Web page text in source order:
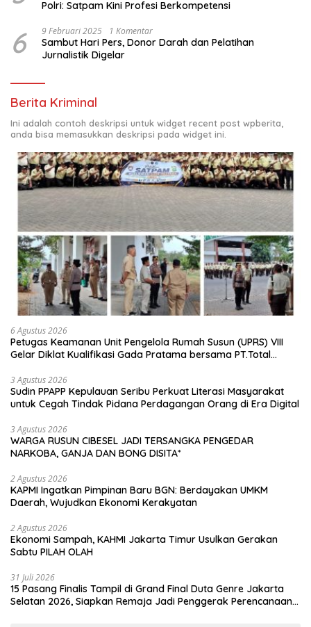
Polri: Satpam Kini Profesi Berkompetensi
6 9 Februari 2025 1 Komentar
Sambut Hari Pers, Donor Darah dan Pelatihan
Jurnalistik Digelar
Berita Kriminal
Ini adalah contoh deskripsi untuk widget recent post wpberita,
anda bisa memasukkan deskripsi pada widget ini.
6 Agustus 2026
Petugas Keamanan Unit Pengelola Rumah Susun (UPRS) VIII
Gelar Diklat Kualifikasi Gada Pratama bersama PT.Total
Jaya*
3 Agustus 2026
Sudin PPAPP Kepulauan Seribu Perkuat Literasi Masyarakat
untuk Cegah Tindak Pidana Perdagangan Orang di Era Digital
3 Agustus 2026
WARGA RUSUN CIBESEL JADI TERSANGKA PENGEDAR
NARKOBA, GANJA DAN BONG DISITA*
2 Agustus 2026
KAPMI Ingatkan Pimpinan Baru BGN: Berdayakan UMKM
Daerah, Wujudkan Ekonomi Kerakyatan
2 Agustus 2026
Ekonomi Sampah, KAHMI Jakarta Timur Usulkan Gerakan
Sabtu PILAH OLAH
31 Juli 2026
15 Pasang Finalis Tampil di Grand Final Duta Genre Jakarta
Selatan 2026, Siapkan Remaja Jadi Penggerak Perencanaan